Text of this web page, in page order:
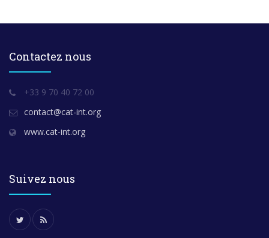
Contactez nous
+33 9 70 40 72 00
contact@cat-int.org
www.cat-int.org
Suivez nous